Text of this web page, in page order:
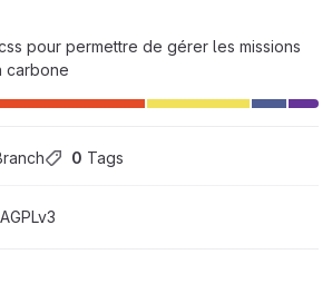
pour permettre de gérer les missions
carbone
0 Tags